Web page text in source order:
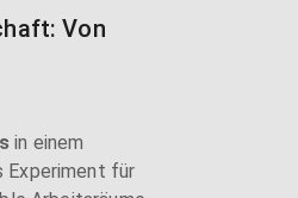
Von
in einem
Experiment für